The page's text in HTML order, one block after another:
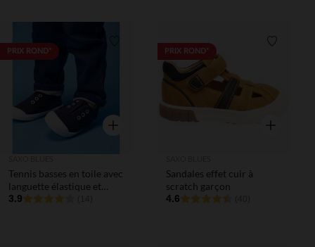
PRIX ROND* Liste de souhaits
Aperçu rapide
Tennis basses en toile avec
languette élastique et
œillets pour bébé
3.9
PRIX ROND*
Aperçu
Sandales effet cuir à
scratch garçon
4.6